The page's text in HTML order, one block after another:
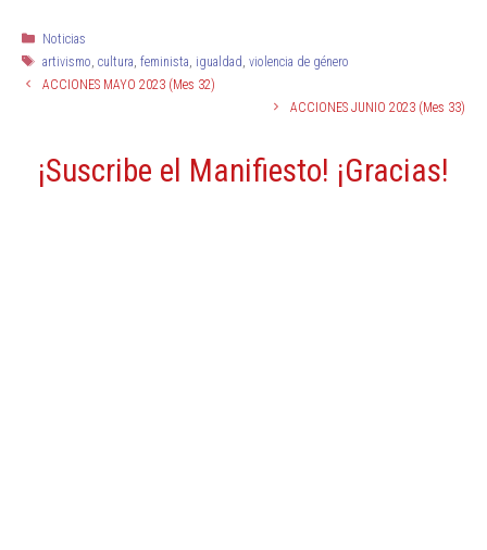
Noticias
artivismo ,cultura ,feminista igualdad ,violencia de género
ACCIONES MAYO 2023 (Mes 32)
ACCIONES JUNIO 2023 (Mes 33)
¡Suscribe el Manifiesto! ¡Gracias!